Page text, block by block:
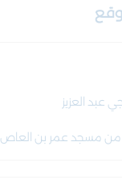
عبد العزيز
من مسجد عمر بن العاص